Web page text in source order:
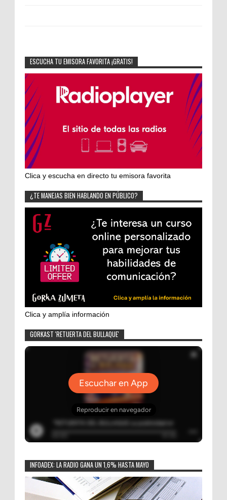
ESCUCHA TU EMISORA FAVORITA ¡GRATIS!
Clica y escucha en directo tu emisora favorita
¿TE MANEJAS BIEN HABLANDO EN PÚBLICO?
Clica y amplía información
GORKAST 'RETUERTA DEL BULLAQUE'
INFOADEX: LA RADIO GANA UN 1,6% HASTA MAYO